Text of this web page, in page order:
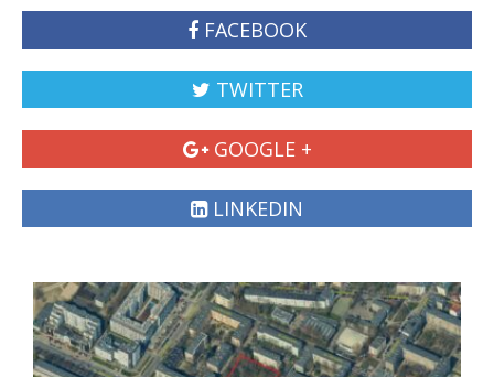
FACEBOOK
TWITTER
GOOGLE +
LINKEDIN